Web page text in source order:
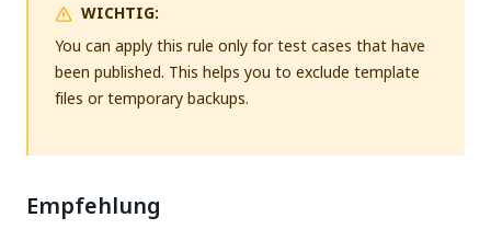
WICHTIG:
You can apply this rule only for test cases that have
been published. This helps you to exclude template
files or temporary backups.
Empfehlung